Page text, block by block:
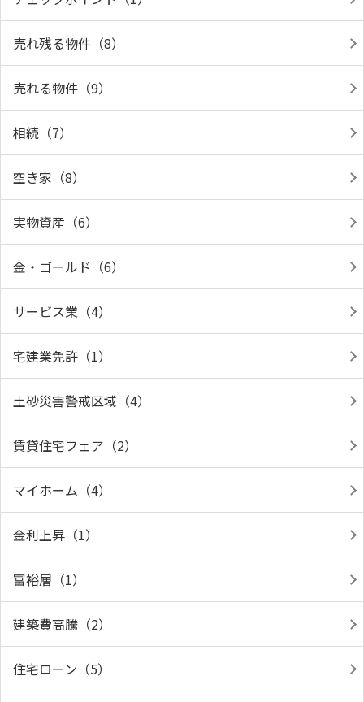
売れ残る物件（8）
売れる物件（9）
相続（7）
空き家（8）
実物資産（6）
金・ゴールド（6）
サービス業（4）
宅建業免許（1）
土砂災害警戒区域（4）
賃貸住宅フェア（2）
マイホーム（4）
金利上昇（1）
富裕層（1）
建築費高騰（2）
住宅ローン（5）